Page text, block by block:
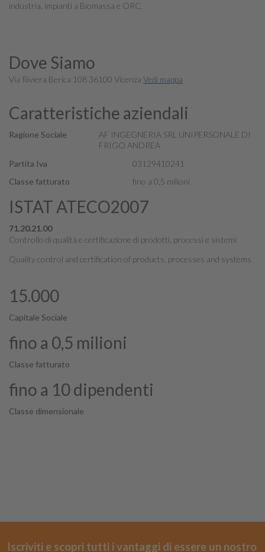
industria, impianti a Biomassa e ORC.
Dove Siamo
Via Riviera Berica 108 36100 Vicenza Vedi mappa
Caratteristiche aziendali
Ragione Sociale
AF INGEGNERIA SRL UNIPERSONALE DI
FRIGO ANDREA
Partita Iva
03129410241
Classe fatturato
fino a 0,5 milioni
ISTAT ATECO2007
71.20.21.00
Controllo di qualità e certificazione di prodotti, processi e sistemi
Quality control and certification of products, processes and systems
15.000
Capitale Sociale
fino a 0,5 milioni
Classe fatturato
fino a 10 dipendenti
Classe dimensionale
Iscriviti e scopri tutti i vantaggi di essere un nostro